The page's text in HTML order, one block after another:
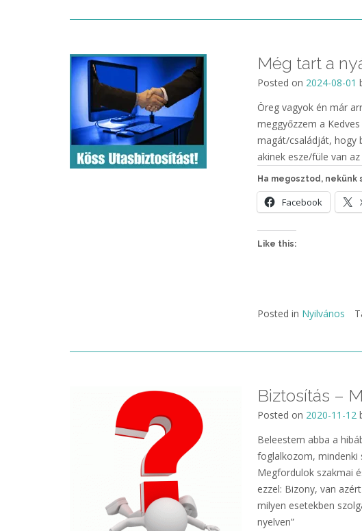
Még tart a
Posted on 2024-08-01
Öreg vagyok én már
meggyőzzem a
magát/családját, hogy
akinek esze/füle van
Ha megosztod, nekünk
Facebook
Like this:
Posted in Nyilvános
Biztosítás –
Posted on 2020-11-12
Beleestem abba a
foglalkozom, mindenki
Megfordulok szakmai
ezzel: Bizony, van
milyen esetekben
nyelven”